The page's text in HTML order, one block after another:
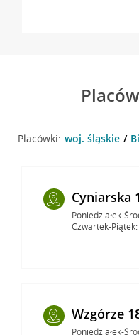
Placówki: woj. śląskie
Cyniarska
Poniedziałek-
Czwartek-
Wzgórze
Poniedziałek-